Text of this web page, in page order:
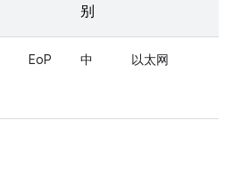
别
EoP 中 以太网